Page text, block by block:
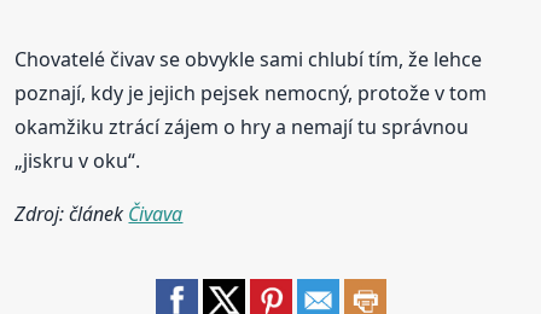
Chovatelé čivav se obvykle sami chlubí tím, že lehce
poznají, kdy je jejich pejsek nemocný, protože v tom
okamžiku ztrácí zájem o hry a nemají tu správnou
„jiskru v oku“.
Zdroj: článek Čivava